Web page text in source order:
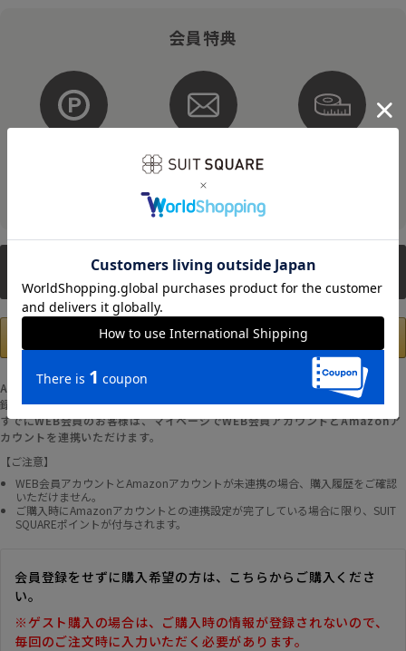
会員特典
メルマガ配信
そのほかにもさまざまなキャンペーンを予定しています。
新規会員登録
Amazonアカウントの登録情報を使用して、お支払いおよび新規WEB会員登
録が可能です。
すでにWEB会員のお客様は、マイページでWEB会員アカウントとAmazonア
カウントを連携いただけます。
【ご注意】
WEB会員アカウントとAmazonアカウントが未連携の場合、購入履歴をご確認
いただけません。
ご購入時にAmazonアカウントとの連携設定が完了している場合に限り、SUIT
SQUAREポイントが付与されます。
会員登録をせずに購入希望の方は、こちらからご購入くださ
い。
※ゲスト購入の場合は、ご購入時の情報が登録されないので、
毎回のご注文時に入力いただく必要があります。